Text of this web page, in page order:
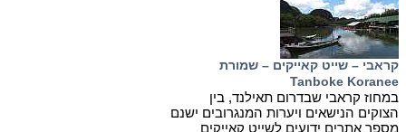
קראבי – שייט קאייקים – שמורת
Tanboke Koranee
במחוז קראבי שבדרום תאילנד, בין
הצוקים הנישאים ויערות המנגרובים ישנם
מספר אתרים ידועים לשייט קאייקים